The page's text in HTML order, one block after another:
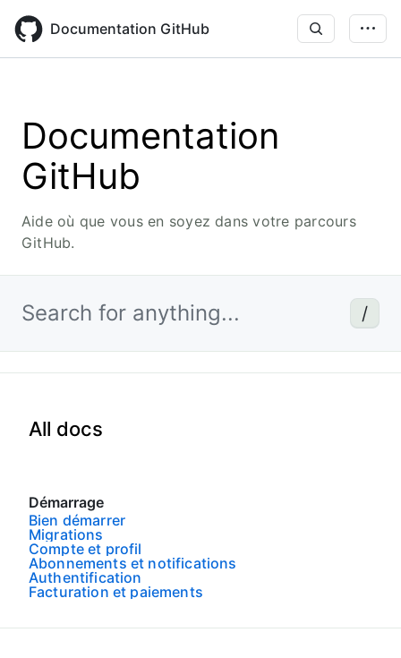
main
Documentation GitHub
Documentation
GitHub
Aide où que vous en soyez dans votre parcours
GitHub.
Search for anything... /
All docs
Démarrage
Bien démarrer
Migrations
Compte et profil
Abonnements et notifications
Authentification
Facturation et paiements